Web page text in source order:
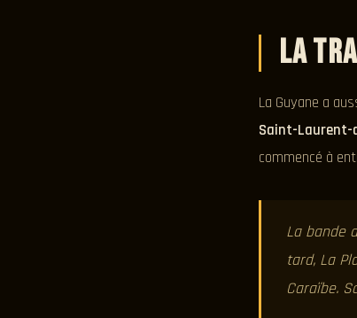
La
La Guyane a
Saint-Laurent-
commencé à
La bande
tard, La
Caraïbe.